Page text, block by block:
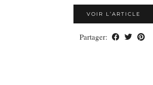
VOIR L’ARTICLE
Partager: